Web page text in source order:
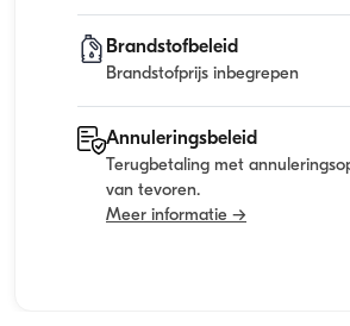
Brandstofbeleid
Brandstofprijs inbegrepen
Annuleringsbeleid
Terugbetaling met
van tevoren.
Meer informatie →